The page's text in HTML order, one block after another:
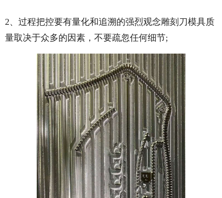
2、过程把控要有量化和追溯的强烈观念雕刻刀模具质
量取决于众多的因素，不要疏忽任何细节;